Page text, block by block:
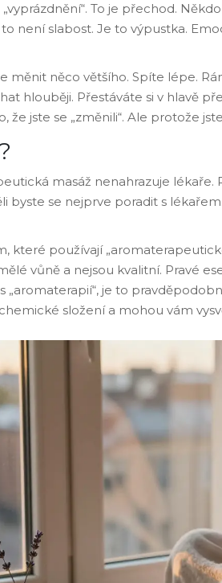
„vyprázdnění“. To je přechod.
není slabost. Je to výpustka.
měnit něco většího. Spíte lépe.
hlouběji. Přestáváte si v hlavě
že jste se „změnili“. Ale protože
masáž nenahrazuje
byste se nejprve poradit s
které používají
vůně a nejsou kvalitní. Pravé
„aromaterapií“, je to
složení a mohou vám